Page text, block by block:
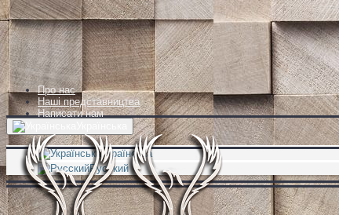
Про нас
Наші представництва
Написати нам
Українська
Русский